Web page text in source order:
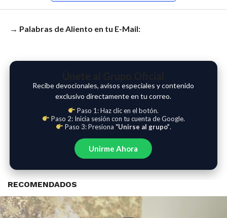
→ Palabras de Aliento en tu E-Mail:
Recibe devocionales, avisos especiales y contenido
exclusivo directamente en tu correo.
Paso 1: Haz clic en el botón.
Paso 2: Inicia sesión con tu cuenta de Google.
Paso 3: Presiona “Unirse al grupo”.
Unirme Ahora
RECOMENDADOS